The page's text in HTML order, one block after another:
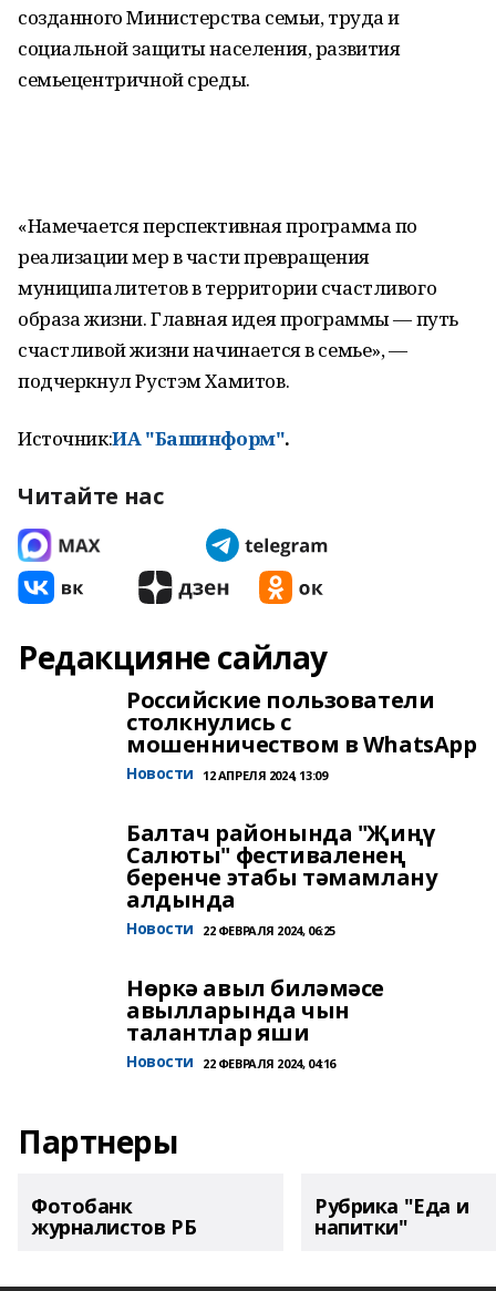
созданного Министерства семьи, труда и
социальной защиты населения, развития
семьецентричной среды.
«Намечается перспективная программа по
реализации мер в части превращения
муниципалитетов в территории счастливого
образа жизни. Главная идея программы — путь
счастливой жизни начинается в семье», —
подчеркнул Рустэм Хамитов.
Источник:ИА "Башинформ".
Читайте нас
Редакцияне сайлау
Российские пользователи
столкнулись с
мошенничеством в WhatsApp
Новости 12 АПРЕЛЯ 2024, 13:09
Балтач районында "Җиңү
Салюты" фестиваленең
беренче этабы тәмамлану
алдында
Новости 22 ФЕВРАЛЯ 2024, 06:25
Нөркә авыл биләмәсе
авылларында чын
талантлар яши
Новости 22 ФЕВРАЛЯ 2024, 04:16
Партнеры
Фотобанк
журналистов РБ
Рубрика "Еда и
напитки"